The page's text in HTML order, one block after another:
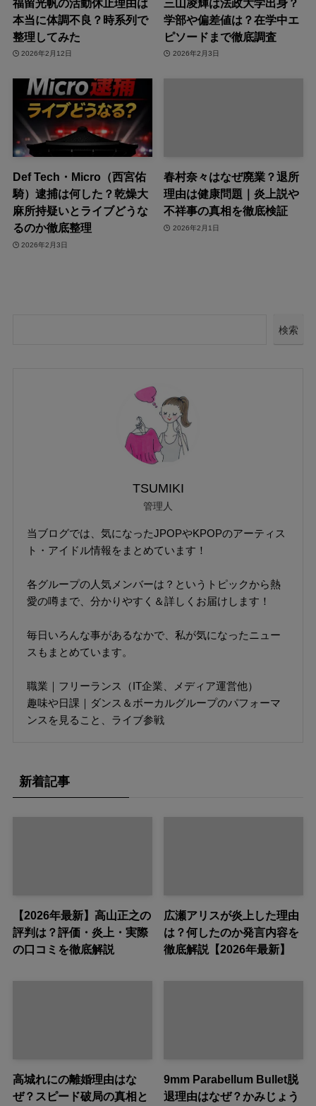
福留光帆の活動休止理由は
本当に体調不良？時系列で
整理してみた
2026年2月12日
三山凌輝は法政大学出身？
学部や偏差値は？在学中エ
ピソードまで徹底調査
2026年2月3日
Def Tech・Micro（西宮佑
騎）逮捕は何した？乾燥大
麻所持疑いとライブどうな
るのか徹底整理
2026年2月3日
春村奈々はなぜ廃業？退所
理由は健康問題｜炎上説や
不祥事の真相を徹底検証
2026年2月1日
検索
TSUMIKI
管理人
当ブログでは、気になったJPOPやKPOPのアーティス
ト・アイドル情報をまとめています！
各グループの人気メンバーは？というトピックから熱
愛の噂まで、分かりやすく＆詳しくお届けします！
毎日いろんな事があるなかで、私が気になったニュー
スもまとめています。
職業｜フリーランス（IT企業、メディア運営他）
趣味や日課｜ダンス＆ボーカルグループのパフォーマ
ンスを見ること、ライブ参戦
新着記事
【2026年最新】高山正之の
評判は？評価・炎上・実際
の口コミを徹底解説
広瀬アリスが炎上した理由
は？何したのか発言内容を
徹底解説【2026年最新】
高城れにの離婚理由はな
ぜ？スピード破局の真相と
9mm Parabellum Bullet脱
退理由はなぜ？かみじょう